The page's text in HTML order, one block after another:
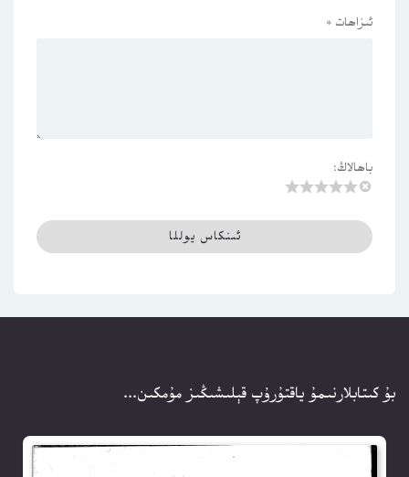
ئىزاھات *
باھالاڭ:
بۇ كىتابلارنىمۇ ياقتۇرۇپ قېلىشىڭىز مۇمكىن...